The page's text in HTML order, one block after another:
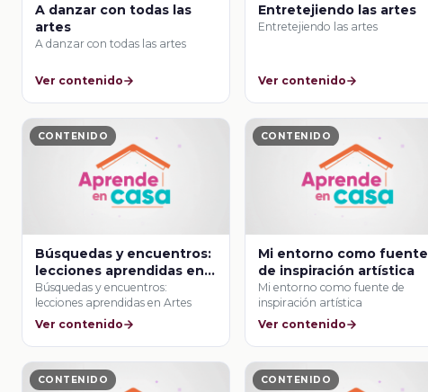
A danzar con todas las
artes
A danzar con todas las artes
Ver contenido
Entretejiendo las artes
Entretejiendo las artes
Ver contenido
CONTENIDO
Búsquedas y encuentros:
lecciones aprendidas en
Artes
Búsquedas y encuentros:
lecciones aprendidas en Artes
Ver contenido
CONTENIDO
Mi entorno como fuente
de inspiración artística
Mi entorno como fuente de
inspiración artística
Ver contenido
CONTENIDO CONTENIDO